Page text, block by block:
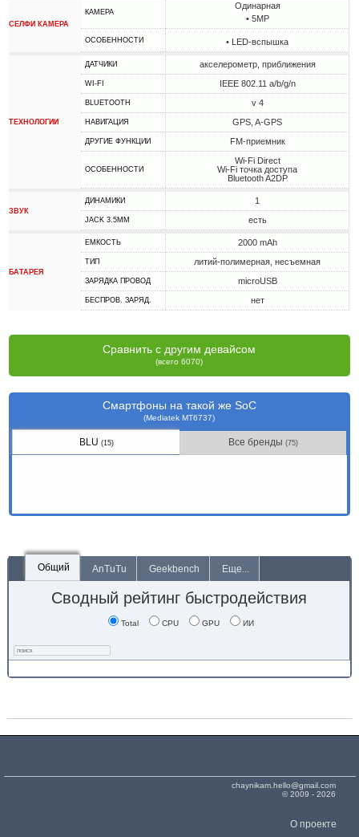
СЕЛФИ КАМЕРА
КАМЕРА
Одинарная
• 5MP
ОСОБЕННОСТИ • LED-вспышка
ТЕХНОЛОГИИ
ДАТЧИКИ акселерометр, приближения
WI-FI IEEE 802.11 a/b/g/n
BLUETOOTH v 4
НАВИГАЦИЯ GPS, A-GPS
ДРУГИЕ ФУНКЦИИ FM-приемник
ОСОБЕННОСТИ
Wi-Fi Direct
Wi-Fi точка доступа
Bluetooth A2DP
ЗВУК
ДИНАМИКИ 1
JACK 3.5MM есть
БАТАРЕЯ
ЕМКОСТЬ 2000 mAh
ТИП литий-полимерная, несъемная
ЗАРЯДКА ПРОВОД microUSB
БЕСПРОВ. ЗАРЯД. нет
Сравнить с другим девайсом
(всего 6070)
Смартфоны на такой же SoC
(Mediatek MT6737)
BLU (15) Все бренды(75)
Общий AnTuTu Geekbench Еще...
Сводный рейтинг быстродействия
Total CPU GPU ИИ
chaynikam.hello@gmail.com
© 2009 - 2026
О проекте